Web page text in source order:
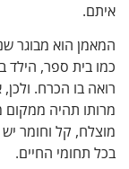
הוא מבוגר שנמצא
ספר, הילד בדרך
בו הכרח. ולכן,
תהיה ממקום מתמסר
קל וחומר יש לו
החיים.